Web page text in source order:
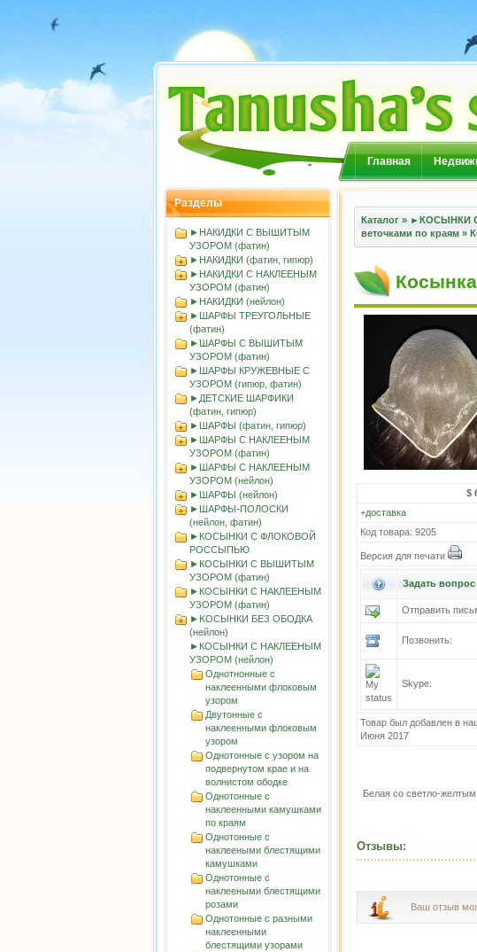
Главная
Разделы
►НАКИДКИ С ВЫШИТЫМ
УЗОРОМ (фатин)
►НАКИДКИ (фатин, гипюр)
►НАКИДКИ С НАКЛЕЕНЫМ
УЗОРОМ (фатин)
►НАКИДКИ (нейлон)
►ШАРФЫ ТРЕУГОЛЬНЫЕ
(фатин)
►ШАРФЫ С ВЫШИТЫМ
УЗОРОМ (фатин)
►ШАРФЫ КРУЖЕВНЫЕ С
УЗОРОМ (гипюр, фатин)
►ДЕТСКИЕ ШАРФИКИ
(фатин, гипюр)
►ШАРФЫ (фатин, гипюр)
►ШАРФЫ С НАКЛЕЕНЫМ
УЗОРОМ (фатин)
►ШАРФЫ С НАКЛЕЕНЫМ
УЗОРОМ (нейлон)
►ШАРФЫ (нейлон)
►ШАРФЫ-ПОЛОСКИ
(нейлон, фатин)
►КОСЫНКИ С ФЛОКОВОЙ
РОССЫПЬЮ
►КОСЫНКИ С ВЫШИТЫМ
УЗОРОМ (фатин)
►КОСЫНКИ С НАКЛЕЕНЫМ
УЗОРОМ (фатин)
►KOСЫНКИ БЕЗ ОБОДКА
(нейлон)
►КОСЫНКИ С НАКЛЕЕНЫМ
УЗОРОМ (нейлон)
Однотнонные с
наклеенными флоковым
узором
Двутонные с
наклеенными флоковым
узором
Однотонные с узором на
подвернутом крае и на
волнистом ободке
Однотонные с
наклеенными камушками
по краям
Однотонные с
наклееными блестящими
камушками
Однотонные с
наклееными блестящими
розами
Однотонные с разными
наклеенными
блестящими узорами
Каталог » ►КОСЫНКИ
веточками по краям »
$
+доставка
Код товара: 9205
Версия для печати
Задать вопрос
Отправить
Позвонить:
Skype:
Товар был добавлен в
Июня 2017
Белая со светло-
Отзывы:
Ваш отзыв